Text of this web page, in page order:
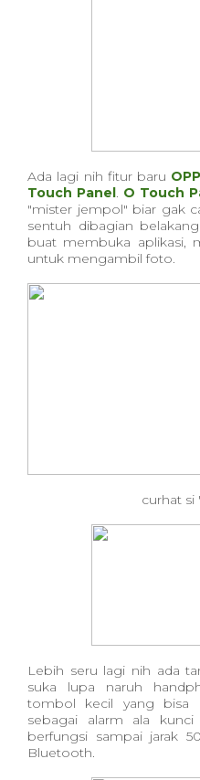
Ada lagi nih fitur baru
Touch Panel. O Touch
"mister jempol" biar gak
sentuh dibagian
buat membuka aplikasi,
untuk mengambil foto.
curhat
Lebih seru lagi nih ada
suka lupa naruh
tombol kecil yang bisa
sebagai alarm ala
berfungsi sampai jarak
Bluetooth.